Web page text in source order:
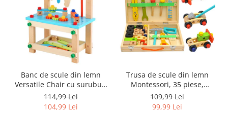
Banc de scule din lemn
Versatile Chair cu suruburi
de asamblat, 58 piese,
multicolor
114,99 Lei
104,99 Lei
Trusa de scule din lemn
Montessori, 35 piese,
multicolor
109,99 Lei
99,99 Lei